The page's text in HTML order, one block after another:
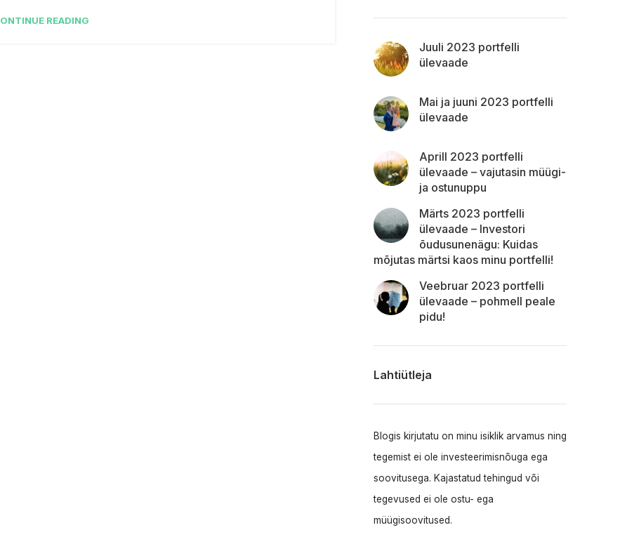
READING
Juuli 2023 portfelli
ülevaade
Mai ja juuni 2023 portfelli
ülevaade
Aprill 2023 portfelli
ülevaade – vajutasin müügi-
ja ostunuppu
Märts 2023 portfelli
ülevaade – Investori
õudusunenägu: Kuidas
mõjutas märtsi kaos minu portfelli!
Veebruar 2023 portfelli
ülevaade – pohmell peale
pidu!
Lahtiütleja
Blogis kirjutatu on minu isiklik arvamus ning
tegemist ei ole investeerimisnõuga ega
soovitusega. Kajastatud tehingud või
tegevused ei ole ostu- ega
müügisoovitused.